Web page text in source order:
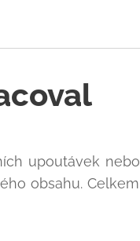
upoutávek nebo
obsahu. Celkem